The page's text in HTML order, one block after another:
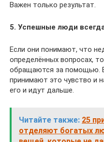
Важен только результат.
5. Успешные люди
Если они понимают, что
определённых вопросах,
обращаются за помощью.
принимают это чувство и
его и идут дальше.
Читайте также: 25
отделяют богатых